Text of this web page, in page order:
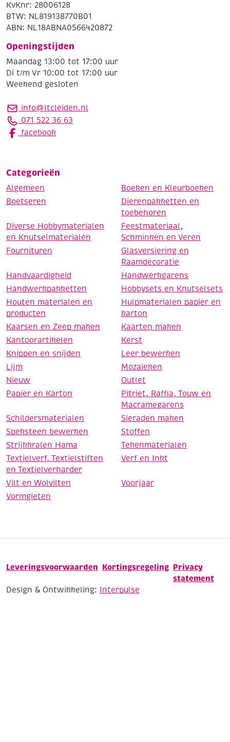
KvKnr: 28006128
BTW: NL819138770B01
ABN: NL18ABNA0566420872
Openingstijden
Maandag 13:00 tot 17:00 uur
Di t/m Vr 10:00 tot 17:00 uur
Weekend gesloten
info@ltcleiden.nl
071 522 36 63
facebook
Categorieën
Algemeen
Boeken en Kleurboeken
Boetseren
Dierenpakketten en
toebehoren
Diverse Hobbymaterialen
en Knutselmaterialen
Feestmateriaal,
Schminken en Veren
Fournituren
Glasversiering en
Raamdecoratie
Handvaardigheid
Handwerkgarens
Handwerkpakketten
Hobbysets en Knutselsets
Houten materialen en
producten
Hulpmaterialen papier en
karton
Kaarsen en Zeep maken
Kaarten maken
Kantoorartikelen
Kerst
Knippen en snijden
Leer bewerken
Lijm
Mozaieken
Nieuw
Outlet
Papier en Karton
Pitriet, Raffia, Touw en
Macramegarens
Schildersmaterialen
Sieraden maken
Speksteen bewerken
Stoffen
Strijkkralen Hama
Tekenmaterialen
Textielverf, Textielstiften
en Textielverharder
Verf en Inkt
Vilt en Wolvilten
Voorjaar
Vormgieten
Leveringsvoorwaarden Kortingsregeling Privacy
statement
Design & Ontwikkeling: Interpulse